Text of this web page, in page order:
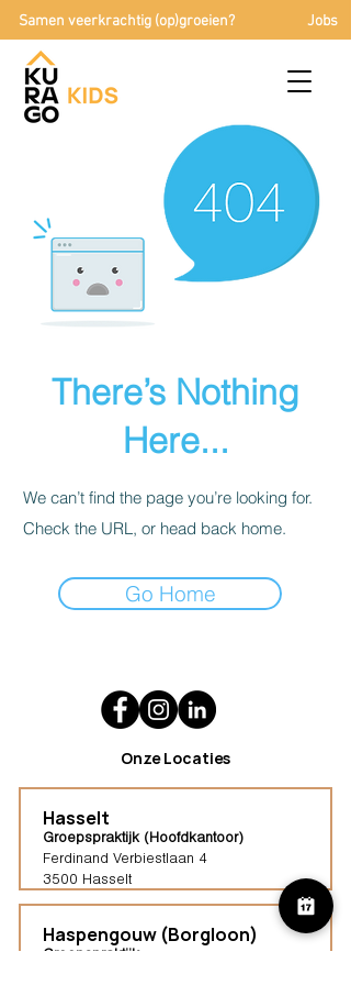
Samen veerkrachtig (op)groeien? Jobs
There’s Nothing
Here...
We can’t find the page you’re looking for.
Check the URL, or head back home.
Go Home
Onze Locaties
Hasselt
Groepspraktijk (Hoofdkantoor)
Ferdinand Verbiestlaan 4
3500 Hasselt
Haspengouw (Borgloon)